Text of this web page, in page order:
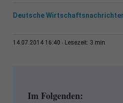
Deutsche
14.07.2014 16:40 Lesezeit: 3 min
Im Folgenden: